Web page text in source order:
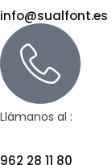
info@sualfont.es
Llámanos al :
962 28 11 80